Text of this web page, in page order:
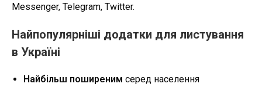
Messenger, Telegram, Twitter.
Найпопулярніші додатки для листування
в Україні
Найбільш поширеним серед населення